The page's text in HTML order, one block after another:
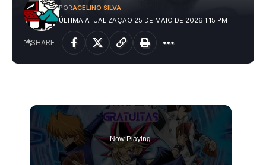
ÚLTIMA ATUALIZAÇÃO 25 DE MAIO DE 2026 1:15 PM
PORACELINO SILVA
SHARE
Now Playing